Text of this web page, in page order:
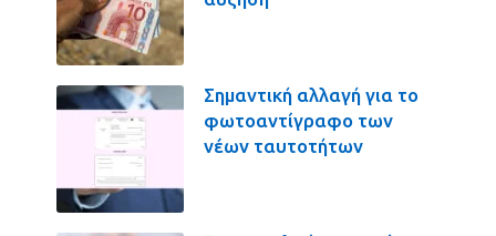
Σημαντική αλλαγή για το
φωτοαντίγραφο των
νέων ταυτοτήτων